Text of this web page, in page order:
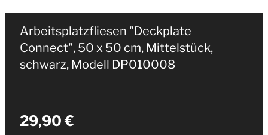
Arbeitsplatzfliesen "Deckplate
Connect", 50 x 50 cm, Mittelstück,
schwarz, Modell DP010008
29,90 €